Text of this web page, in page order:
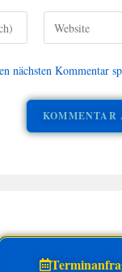
nächsten Kommentar